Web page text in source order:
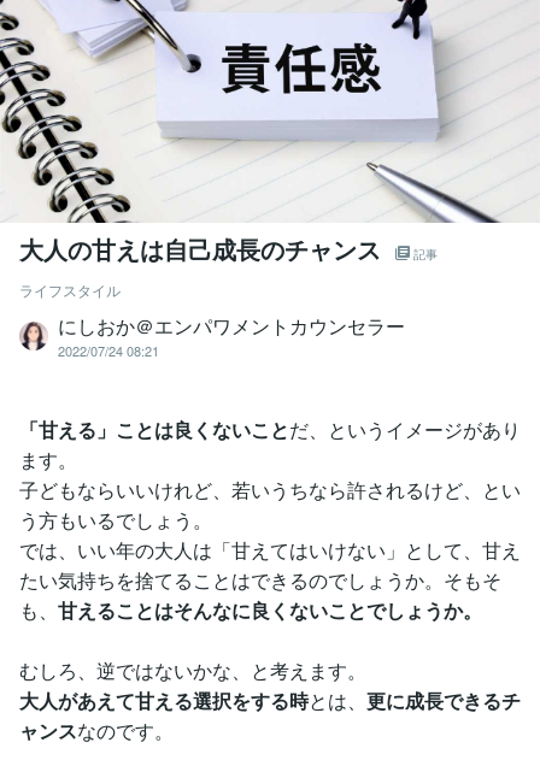
大人の甘えは自己成長のチャンス 記事
ライフスタイル
にしおか＠エンパワメントカウンセラー
2022/07/24 08:21
「甘える」ことは良くないことだ、というイメージがあり
ます。
子どもならいいけれど、若いうちなら許されるけど、とい
う方もいるでしょう。
では、いい年の大人は「甘えてはいけない」として、甘え
たい気持ちを捨てることはできるのでしょうか。そもそ
も、 甘えることはそんなに良くないことでしょうか。
むしろ、逆ではないかな、と考えます。
大人があえて甘える選択をする時とは、 更に成長できるチ
ャンスなのです。